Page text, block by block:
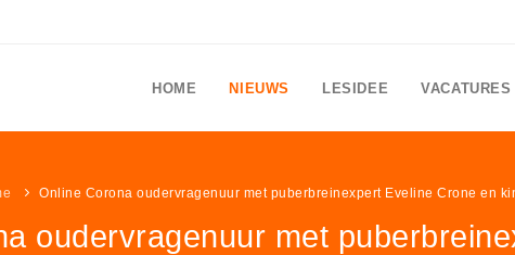
HOME NIEUWS LESIDEE VACATURES
Online Corona oudervragenuur met puberbreinexpert Eveline Crone en
oudervragenuur met